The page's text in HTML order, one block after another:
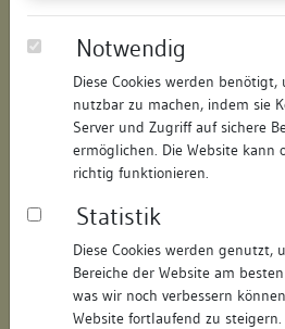
Notwendig
Diese Cookies werden
nutzbar zu machen, indem sie
Server und Zugriff auf sichere
ermöglichen. Die Website kann
richtig funktionieren.
Statistik
Diese Cookies werden genutzt,
Bereiche der Website am
was wir noch verbessern
Website fortlaufend zu steigern.
205275855520/Datum:
Datenbestand:
Bauforschung und
Objektdaten
Straße:
Hausnummer: 3